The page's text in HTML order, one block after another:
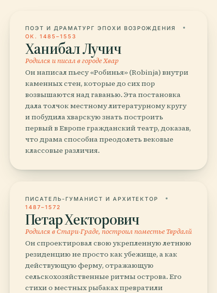
ПОЭТ И ДРАМАТУРГ ЭПОХИ ВОЗРОЖДЕНИЯ
ОК. 1485–1553
Ханибал Лучич
Родился и писал в городе Хвар
Он написал пьесу «Робинья» (Robinja) внутри
каменных стен, которые до сих пор
возвышаются над гаванью. Эта постановка
дала толчок местному литературному кругу
и побудила хварскую знать построить
первый в Европе гражданский театр, доказав,
что драма способна преодолеть вековые
классовые различия.
ПИСАТЕЛЬ-ГУМАНИСТ И АРХИТЕКТОР
1487–1572
Петар Хекторович
Родился в Стари-Граде, построил поместье Тврдалй
Он спроектировал свою укрепленную летнюю
резиденцию не просто как убежище, а как
действующую ферму, отражающую
сельскохозяйственные ритмы острова. Его
стихи о местных рыбаках превратили